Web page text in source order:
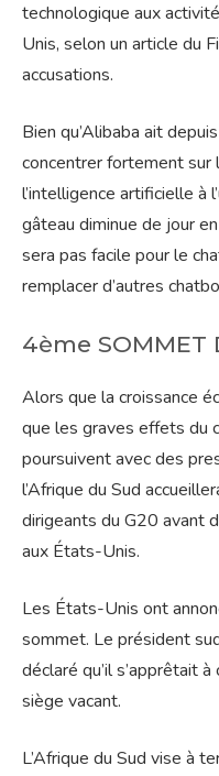
technologique aux
Unis, selon un article du
accusations.
Bien qu’Alibaba ait
concentrer fortement
l’intelligence artificielle à
gâteau diminue de jour
sera pas facile pour le
remplacer d’autres
4ème SOMMET
Alors que la croissance
que les graves effets du
poursuivent avec des
l’Afrique du Sud
dirigeants du G20 avant
aux États-Unis.
Les États-Unis ont
sommet. Le président
déclaré qu’il s’apprêtait
siège vacant.
L’Afrique du Sud vise à